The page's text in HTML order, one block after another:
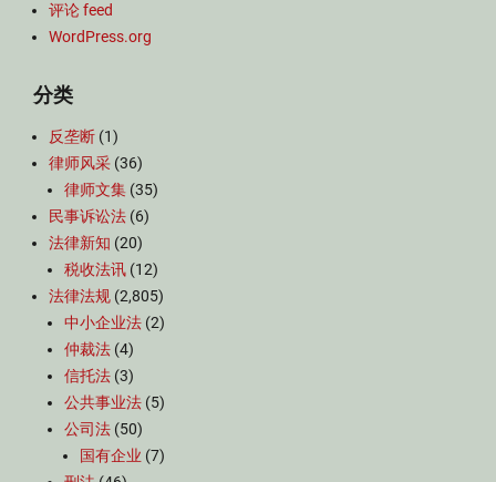
评论 feed
WordPress.org
分类
反垄断 (1)
律师风采 (36)
律师文集 (35)
民事诉讼法 (6)
法律新知 (20)
税收法讯 (12)
法律法规 (2,805)
中小企业法 (2)
仲裁法 (4)
信托法 (3)
公共事业法 (5)
公司法 (50)
国有企业 (7)